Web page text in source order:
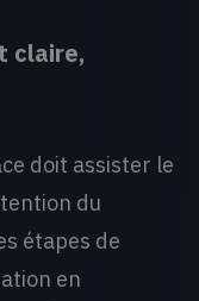
claire,
doit assister le
du
étapes de
en